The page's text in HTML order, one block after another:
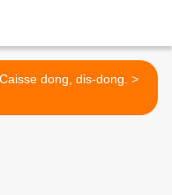
Caisse dong, dis-dong. >